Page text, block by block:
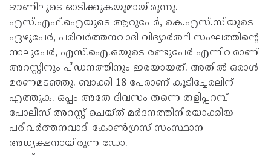
ടൗണിലൂടെ ഓടിക്കുകയുമായിരുന്നു.
എസ്.എഫ്.ഐയുടെ ആറുപേര്‍, കെ.എസ്.സിയുടെ
ഏഴുപേര്‍, പരിവര്‍ത്തനവാദി വിദ്യാര്‍ത്ഥി സംഘത്തിന്റെ
നാലുപേര്‍, എസ്.ഐ.ഒയുടെ രണ്ടുപേര്‍ എന്നിവരാണ്
അറസ്റ്റിനും പീഡനത്തിനും ഇരയായത്. അതില്‍ ഒരാള്‍
മരണമടഞ്ഞു. ബാക്കി 18 പേരാണ് കൂടിച്ചേരലിന്
എത്തുക. ഒപ്പം അതേ ദിവസം തന്നെ തളിപ്പറമ്പ്
പോലീസ് അറസ്റ്റ് ചെയ്ത് മര്‍ദനത്തിനിരയാക്കിയ
പരിവര്‍ത്തനവാദി കോണ്‍ഗ്രസ് സംസ്ഥാന
അധ്യക്ഷനായിരുന്ന ഡോ.